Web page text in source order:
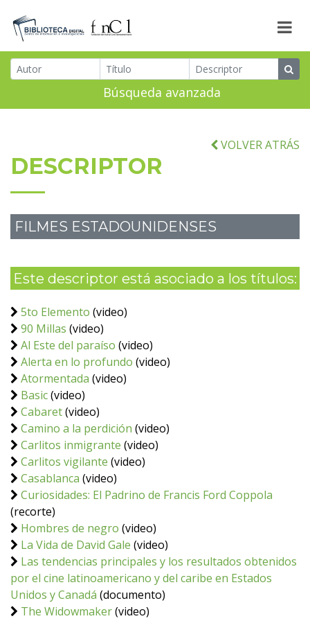
Búsqueda avanzada
VOLVER ATRÁS
DESCRIPTOR
FILMES ESTADOUNIDENSES
Este descriptor está asociado a los títulos:
5to Elemento (video)
90 Millas (video)
Al Este del paraíso (video)
Alerta en lo profundo (video)
Atormentada (video)
Basic(video)
Cabaret(video)
Camino a la perdición (video)
Carlitos inmigrante (video)
Carlitos vigilante (video)
Casablanca (video)
Curiosidades: El Padrino de Francis Ford Coppola
(recorte)
Hombres de negro (video)
La Vida de David Gale (video)
Las tendencias principales y los resultados obtenidos
por el cine latinoamericano y del caribe en Estados
Unidos y Canadá (documento)
The Widowmaker(video)